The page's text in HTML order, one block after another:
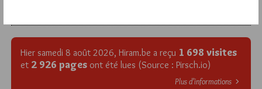
Hier samedi 8 août 2026, Hiram.be a reçu 1 698 visites
et 2 926 pages ont été lues (Source : Pirsch.io)
Plus d’informations